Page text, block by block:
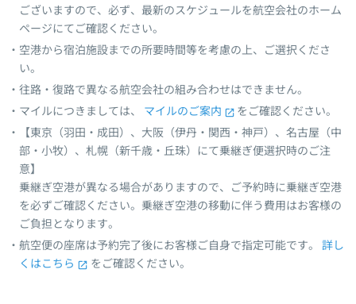
ございますので、必ず、最新のスケジュールを航空会社のホーム
ページにてご確認ください。
空港から宿泊施設までの所要時間等を考慮の上、ご選択くださ
い。
往路・復路で異なる航空会社の組み合わせはできません。
マイルにつきましては、
マイルのご案内
をご確認ください。
【東京（羽田・成田）、大阪（伊丹・関西・神戸）、名古屋（中
部・小牧）、札幌（新千歳・丘珠）にて乗継ぎ便選択時のご注
意】
乗継ぎ空港が異なる場合がありますので、ご予約時に乗継ぎ空港
を必ずご確認ください。乗継ぎ空港の移動に伴う費用はお客様の
ご負担となります。
航空便の座席は予約完了後にお客様ご自身で指定可能です。
詳し
くはこちら
をご確認ください。